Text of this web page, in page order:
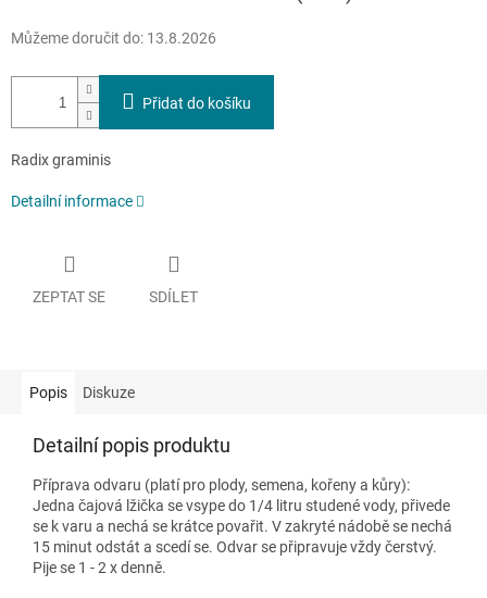
Můžeme doručit do: 13.8.2026
Přidat do košíku
Radix graminis
Detailní informace
ZEPTAT SE SDÍLET
Popis Diskuze
Detailní popis produktu
Příprava odvaru (platí pro plody, semena, kořeny a kůry):
Jedna čajová lžička se vsype do 1/4 litru studené vody, přivede
se k varu a nechá se krátce povařit. V zakryté nádobě se nechá
15 minut odstát a scedí se. Odvar se připravuje vždy čerstvý.
Pije se 1 - 2 x denně.